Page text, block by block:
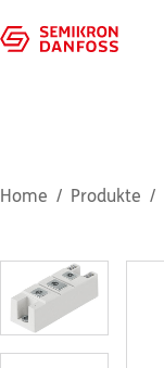
Home Produkte